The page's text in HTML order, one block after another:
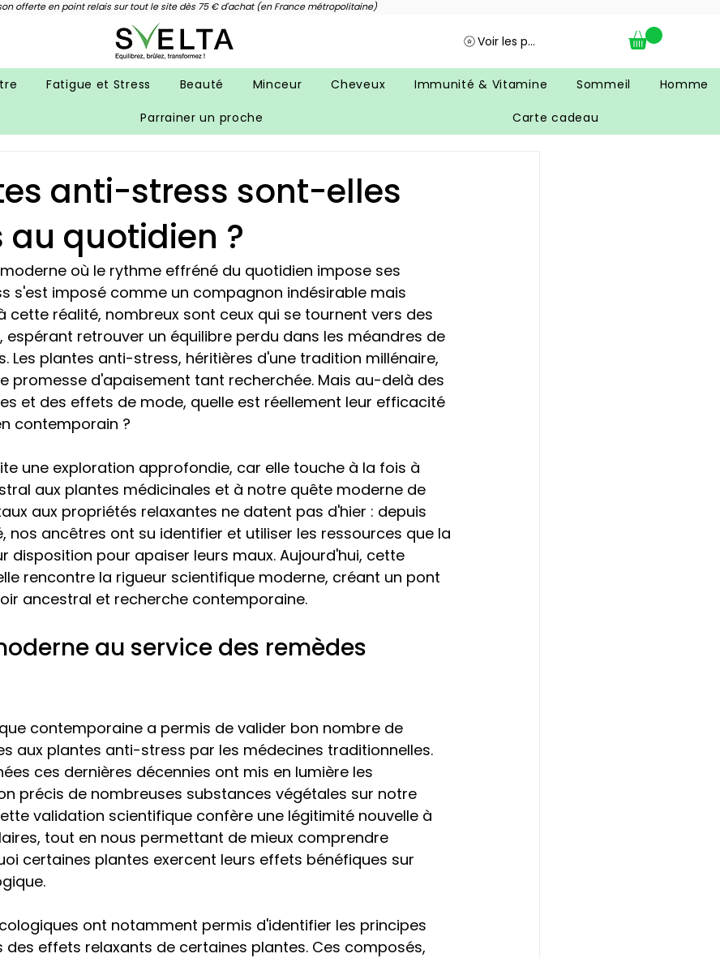
offerte en point relais sur tout le site dès 75 € d'achat (en France métropolitaine)
Voir les points
Fatigue et Stress Beauté Minceur Cheveux Immunité & Vitamine Sommeil Homme
Parrainer un proche Carte cadeau
anti-stress sont-elles
au quotidien ?
où le rythme effréné du quotidien impose ses
s'est imposé comme un compagnon indésirable mais
cette réalité, nombreux sont ceux qui se tournent vers des
espérant retrouver un équilibre perdu dans les méandres de
Les plantes anti-stress, héritières d'une tradition millénaire,
promesse d'apaisement tant recherchée. Mais au-delà des
et des effets de mode, quelle est réellement leur efficacité
contemporain ?
une exploration approfondie, car elle touche à la fois à
aux plantes médicinales et à notre quête moderne de
aux propriétés relaxantes ne datent pas d'hier : depuis
nos ancêtres ont su identifier et utiliser les ressources que la
disposition pour apaiser leurs maux. Aujourd'hui, cette
rencontre la rigueur scientifique moderne, créant un pont
ancestral et recherche contemporaine.
au service des remèdes
contemporaine a permis de valider bon nombre de
aux plantes anti-stress par les médecines traditionnelles.
ces dernières décennies ont mis en lumière les
précis de nombreuses substances végétales sur notre
validation scientifique confère une légitimité nouvelle à
tout en nous permettant de mieux comprendre
certaines plantes exercent leurs effets bénéfiques sur
ont notamment permis d'identifier les principes
effets relaxants de certaines plantes. Ces composés,